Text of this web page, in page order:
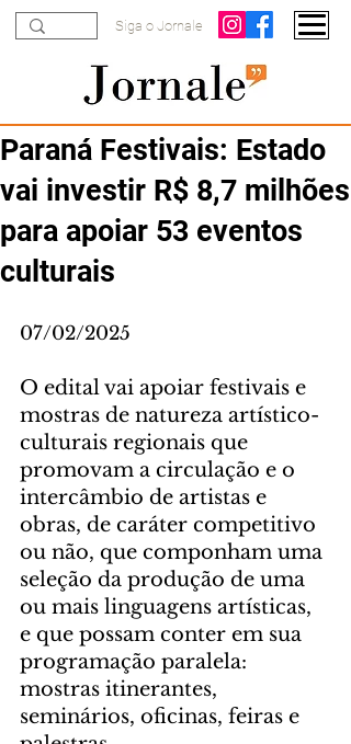
Siga o Jornale
Paraná Festivais: Estado
vai investir R$ 8,7 milhões
para apoiar 53 eventos
culturais
07/02/2025
O edital vai apoiar festivais e
mostras de natureza artístico-
culturais regionais que
promovam a circulação e o
intercâmbio de artistas e
obras, de caráter competitivo
ou não, que componham uma
seleção da produção de uma
ou mais linguagens artísticas,
e que possam conter em sua
programação paralela:
mostras itinerantes,
seminários, oficinas, feiras e